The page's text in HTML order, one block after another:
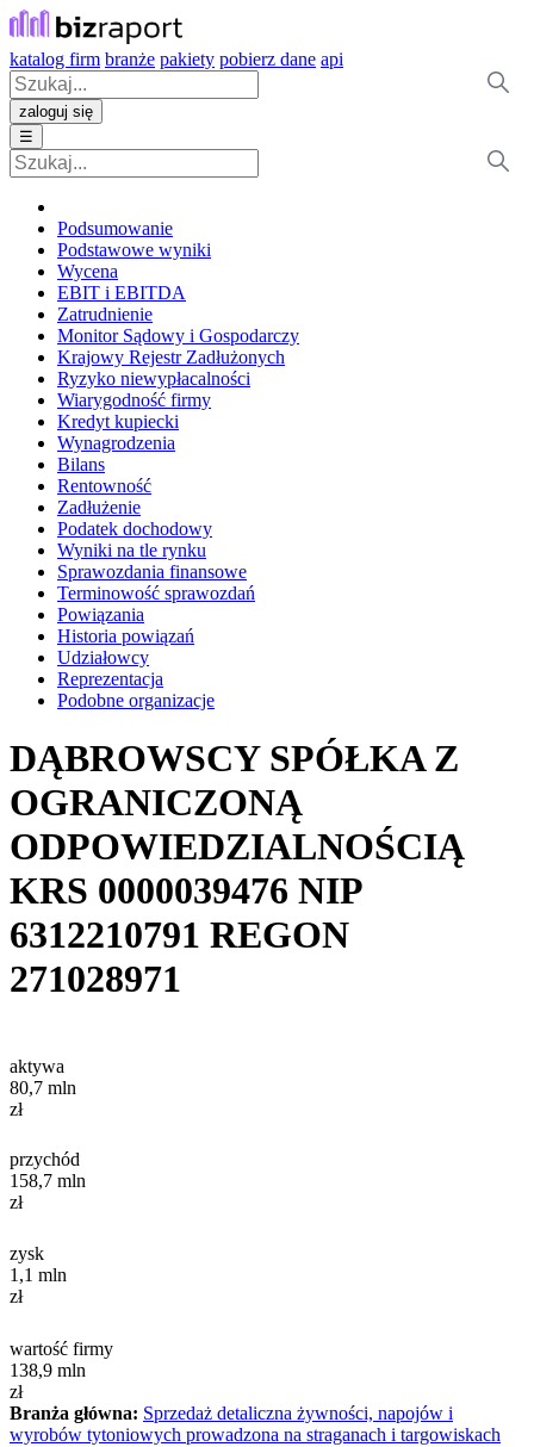
katalog firm branże pakiety pobierz dane api
zaloguj się
☰
Podsumowanie
Podstawowe wyniki
Wycena
EBIT i EBITDA
Zatrudnienie
Monitor Sądowy i Gospodarczy
Krajowy Rejestr Zadłużonych
Ryzyko niewypłacalności
Wiarygodność firmy
Kredyt kupiecki
Wynagrodzenia
Bilans
Rentowność
Zadłużenie
Podatek dochodowy
Wyniki na tle rynku
Sprawozdania finansowe
Terminowość sprawozdań
Powiązania
Historia powiązań
Udziałowcy
Reprezentacja
Podobne organizacje
DĄBROWSCY SPÓŁKA Z
OGRANICZONĄ
ODPOWIEDZIALNOŚCIĄ
KRS 0000039476 NIP
6312210791 REGON
271028971
aktywa
80,7 mln
zł
przychód
158,7 mln
zł
zysk
1,1 mln
zł
wartość firmy
138,9 mln
zł
Branża główna: Sprzedaż detaliczna żywności, napojów i
wyrobów tytoniowych prowadzona na straganach i targowiskach